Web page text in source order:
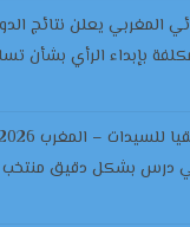
المغربي يعلن نتائج
بإبداء الرأي بشأن
درس بشكل دقيق منتخب